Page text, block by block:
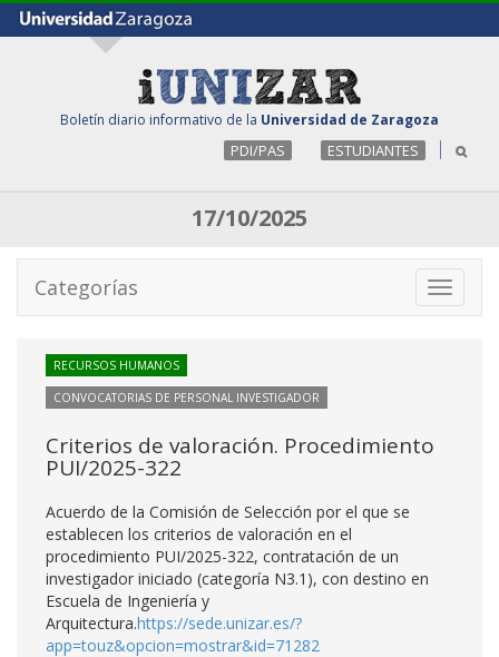
Boletín diario informativo de la Universidad de Zaragoza
PDI/PAS ESTUDIANTES
17/10/2025
Toggle
Categorías
RECURSOS HUMANOS
CONVOCATORIAS DE PERSONAL INVESTIGADOR
Criterios de valoración. Procedimiento
PUI/2025-322
Acuerdo de la Comisión de Selección por el que se
establecen los criterios de valoración en el
procedimiento PUI/2025-322, contratación de un
investigador iniciado (categoría N3.1), con destino en
Escuela de Ingeniería y
Arquitectura.https://sede.unizar.es/?
app=touz&opcion=mostrar&id=71282